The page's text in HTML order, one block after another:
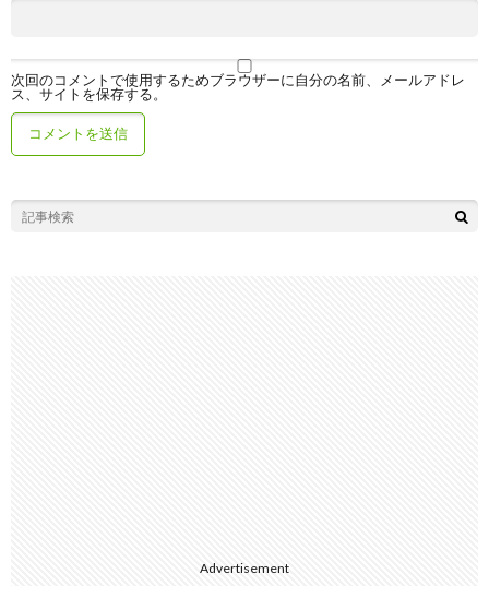
次回のコメントで使用するためブラウザーに自分の名前、メールアドレ
ス、サイトを保存する。
Advertisement